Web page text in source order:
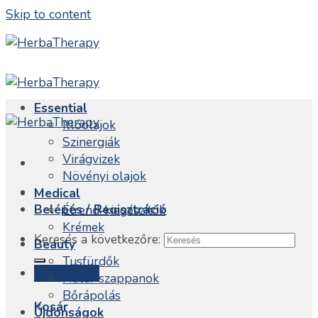
Skip to content
Belépés / Regisztráció
Keresés a következőre:
Kosár /
Kosár
Essential
Illóolajok
Szinergiák
Virágvizek
Növényi olajok
Medical
Étrend-kiegészítők
Krémek
Beauty
Tusfürdők
Natúr szappanok
Bőrápolás
Újdonságok